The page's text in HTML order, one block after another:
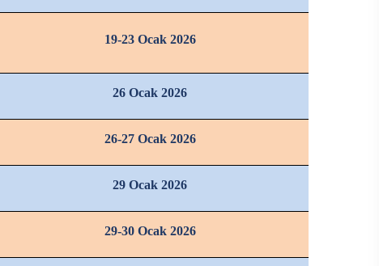
19-23 Ocak 2026
26 Ocak 2026
26-27 Ocak 2026
29 Ocak 2026
29-30 Ocak 2026